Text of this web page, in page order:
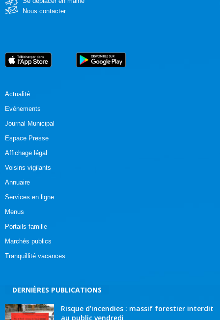
Nous contacter
Actualité
Evénements
Journal Municipal
Espace Presse
Affichage légal
Voisins vigilants
Annuaire
Services en ligne
Menus
Portails famille
Marchés publics
Tranquillité vacances
DERNIÈRES PUBLICATIONS
Risque d’incendies : massif forestier interdit
au public vendredi